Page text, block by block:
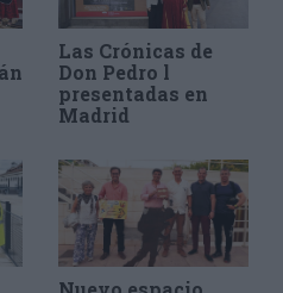
Las Crónicas de
Don Pedro l
presentadas en
Madrid